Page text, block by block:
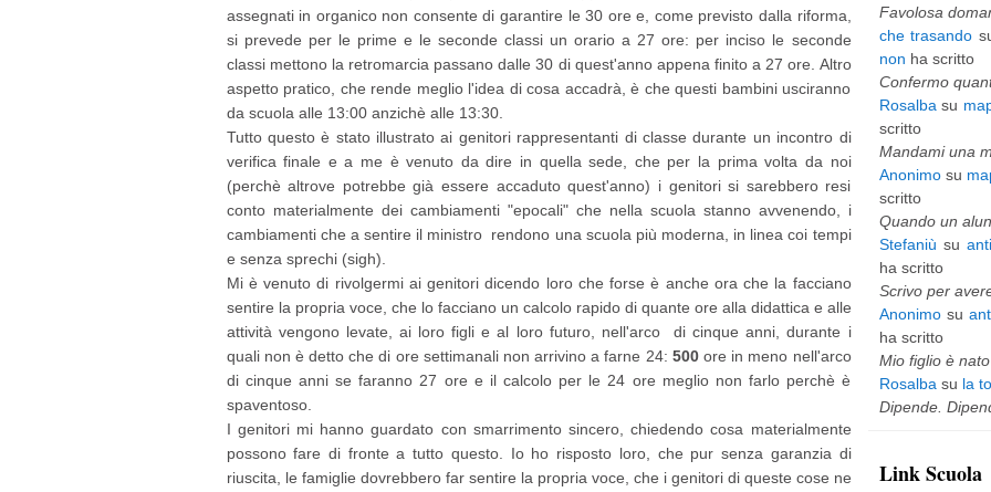
assegnati in organico non consente di garantire le 30 ore e, come previsto dalla riforma,
si prevede per le prime e le seconde classi un orario a 27 ore: per inciso le seconde
classi mettono la retromarcia passano dalle 30 di quest'anno appena finito a 27 ore. Altro
aspetto pratico, che rende meglio l'idea di cosa accadrà, è che questi bambini usciranno
da scuola alle 13:00 anzichè alle 13:30.
Tutto questo è stato illustrato ai genitori rappresentanti di classe durante un incontro di
verifica finale e a me è venuto da dire in quella sede, che per la prima volta da noi
(perchè altrove potrebbe già essere accaduto quest'anno) i genitori si sarebbero resi
conto materialmente dei cambiamenti "epocali" che nella scuola stanno avvenendo, i
cambiamenti che a sentire il ministro rendono una scuola più moderna, in linea coi tempi
e senza sprechi (sigh).
Mi è venuto di rivolgermi ai genitori dicendo loro che forse è anche ora che la facciano
sentire la propria voce, che lo facciano un calcolo rapido di quante ore alla didattica e alle
attività vengono levate, ai loro figli e al loro futuro, nell'arco di cinque anni, durante i
quali non è detto che di ore settimanali non arrivino a farne 24: 500ore in meno nell'arco
di cinque anni se faranno 27 ore e il calcolo per le 24 ore meglio non farlo perchè è
spaventoso.
I genitori mi hanno guardato con smarrimento sincero, chiedendo cosa materialmente
possono fare di fronte a tutto questo. Io ho risposto loro, che pur senza garanzia di
riuscita, le famiglie dovrebbero far sentire la propria voce, che i genitori di queste cose ne
e
c
i
o
Favolosa
che trasando
non ha scritto
Confermo
Rosalba su
scritto
Mandami una
Anonimosu
scritto
Quando un
Stefaniù su
ha scritto
Scrivo per avere
Anonimosu
ha scritto
Mio figlio è nato
Rosalba su la
Dipende.
Link Scuola